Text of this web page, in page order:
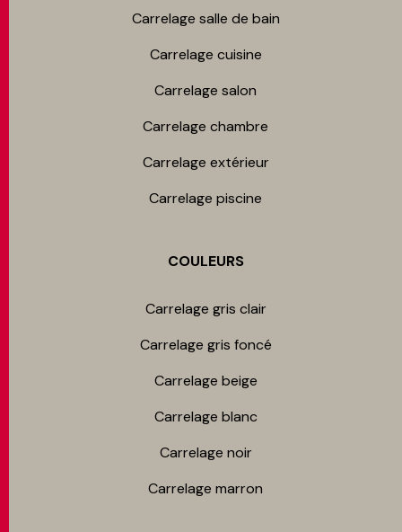
Carrelage salle de bain
Carrelage cuisine
Carrelage salon
Carrelage chambre​
Carrelage extérieur
Carrelage piscine
COULEURS
Carrelage gris clair
Carrelage gris foncé
Carrelage beige
Carrelage blanc
Carrelage noir
Carrelage marron